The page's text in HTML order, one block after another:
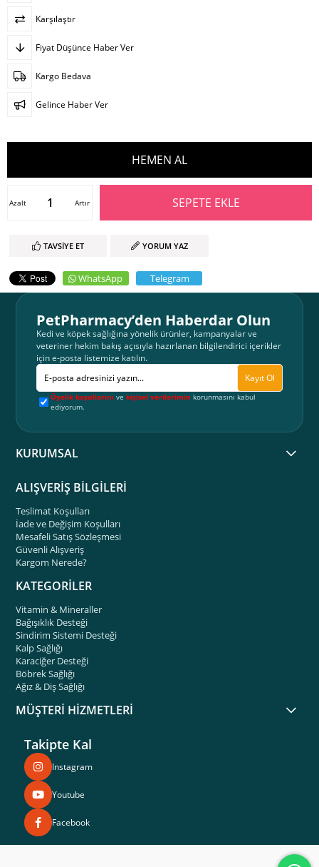
Karşılaştır
Fiyat Düşünce Haber Ver
Kargo Bedava
Gelince Haber Ver
Artır
Azalt
TAVSIYE ET YORUM YAZ
WhatsApp Telegram
PetPharmacy’den Haberdar Olun
Kedi ve köpek sağlığına yönelik ürünler, kampanyalar ve
veteriner hekim bakış açısıyla hazırlanan bilgilendirici içerikler
için e-posta listemize katılın.
Kayıt Ol
Üyelik koşullarınıve kişisel verilerimin korunmasını kabul
ediyorum.
KURUMSAL
ALIŞVERİŞ BİLGİLERİ
Teslimat Koşulları
İade ve Değişim Koşulları
Mesafeli Satış Sözleşmesi
Güvenli Alışveriş
Kargom Nerede?
KATEGORİLER
Vitamin & Mineraller
Bağışıklık Desteği
Sindirim Sistemi Desteği
Kalp Sağlığı
Karaciğer Desteği
Böbrek Sağlığı
Ağız & Diş Sağlığı
MÜŞTERİ HİZMETLERİ
Takipte Kal
Instagram
Youtube
Facebook